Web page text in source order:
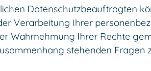
Datenschutzbeauftragten
Verarbeitung Ihrer
Wahrnehmung Ihrer Rechte
stehenden Fragen